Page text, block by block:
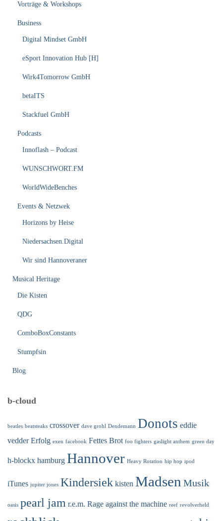
Vorträge & Workshops
Business
Digital Mindset GmbH
eSport Innovation Hub [H]
Wirk4Tomorrow GmbH
betaITS
Stackfuel GmbH
Podcasts
Innoflash – Podcast
WUNSCHWORT.FM
WorldWideBenches
Events & Netzwek
Horizons by Heise
Niedersachsen.Digital
Wir sind Hannoveraner
Musical Heritage
Die Kisten
QDG
ComboBoxConstants
Stumpfsin
Blog
b-cloud
beatles beatsteaks crossover dave grohl Dendemann Donots eddie
vedder Erfolg exen facebook Fettes Brot foo fighters gaslight anthem green day
h-blockx hamburg Hannover Heavy Rotation hip hop ipod
iTunes jupiter jones Kindersiek kisten Madsen Musik
oasis pearl jam r.e.m. Rage against the machine reef revolverheld